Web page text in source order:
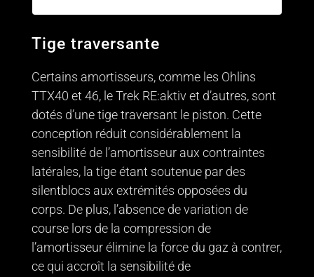
Tige traversante
Certains amortisseurs, comme les Ohlins
TTX40 et 46, le Trek RE:aktiv et d’autres, sont
dotés d’une tige traversant le piston. Cette
conception réduit considérablement la
sensibilité de l’amortisseur aux contraintes
latérales, la tige étant soutenue par des
silentblocs aux extrémités opposées du
corps. De plus, l’absence de variation de
course lors de la compression de
l’amortisseur élimine la force du gaz à contrer,
ce qui accroît la sensibilité de